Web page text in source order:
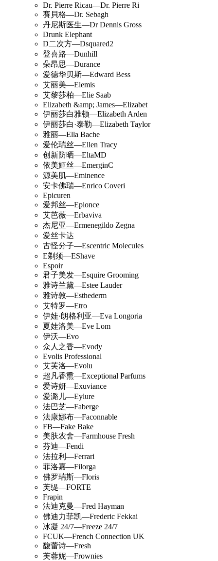
Dr. Pierre Ricau—Dr. Pierre Ri
賽貝格—Dr. Sebagh
丹尼斯医生—Dr Dennis Gross
Drunk Elephant
D二次方—Dsquared2
登喜路—Dunhill
朵昂思—Durance
爱德华贝斯—Edward Bess
艾丽美—Elemis
艾黎莎柏—Elie Saab
Elizabeth &amp; James—Elizabet
伊丽莎白雅顿—Elizabeth Arden
伊丽莎白·泰勒—Elizabeth Taylor
雅丽—Ella Bache
爱伦瑞丝—Ellen Tracy
创新防晒—EltaMD
依美姬丝—EmerginC
源美肌—Eminence
安卡佛瑞—Enrico Coveri
Epicuren
爱邦丝—Epionce
艾芭薇—Erbaviva
杰尼亚—Ermenegildo Zegna
爱丝卡达
古怪分子—Escentric Molecules
E剃须—EShave
Espoir
君子美发—Esquire Grooming
雅诗兰黛—Estee Lauder
雅诗敦—Esthederm
艾特罗—Etro
伊娃·朗格利亚—Eva Longoria
夏娃洛美—Eve Lom
伊沃—Evo
众人之香—Evody
Evolis Professional
艾芙洛—Evolu
超凡香熏—Exceptional Parfums
爱诗妍—Exuviance
爱潞儿—Eylure
法巴芝—Faberge
法康娜布—Faconnable
FB—Fake Bake
美肤农舍—Farmhouse Fresh
芬迪—Fendi
法拉利—Ferrari
菲洛嘉—Filorga
佛罗瑞斯—Floris
芙缇—FORTE
Frapin
法迪克曼—Fred Hayman
佛迪力菲凯—Frederic Fekkai
冰凝 24/7—Freeze 24/7
FCUK—French Connection UK
馥蕾诗—Fresh
芙蓉妮—Frownies